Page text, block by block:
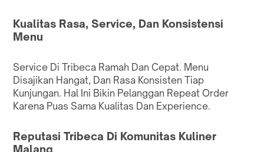
Kualitas Rasa, Service, Dan Konsistensi
Menu
Service Di Tribeca Ramah Dan Cepat. Menu
Disajikan Hangat, Dan Rasa Konsisten Tiap
Kunjungan. Hal Ini Bikin Pelanggan Repeat Order
Karena Puas Sama Kualitas Dan Experience.
Reputasi Tribeca Di Komunitas Kuliner
Malang